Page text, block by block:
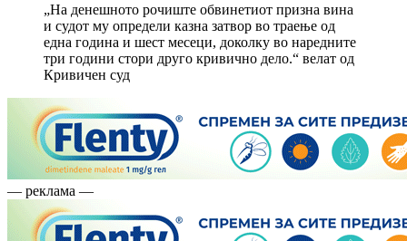
„На денешното рочиште обвинетиот призна вина
и судот му определи казна затвор во траење од
една година и шест месеци, доколку во наредните
три години стори друго кривично дело.“ велат од
Кривичен суд
— реклама —